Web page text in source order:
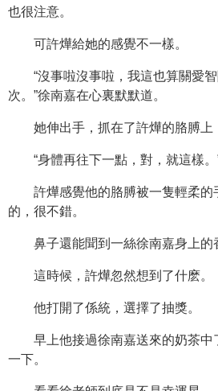
也很注意。
可許燁給她的感覺不一樣。
“沒事啦沒事啦，我這也算關愛
次。”徐南嘉在心裏默默道。
她伸出手，抓在了許燁的胳膊上
“身體再往下一點，對，就這樣。
許燁感覺他的胳膊被一隻輕柔的
的，很不錯。
鼻子還能聞到一絲徐南嘉身上的
這時候，許燁忽然想到了什麽。
他打開了係統，選擇了抽獎。
早上他接過徐南嘉送來的奶茶
一下。